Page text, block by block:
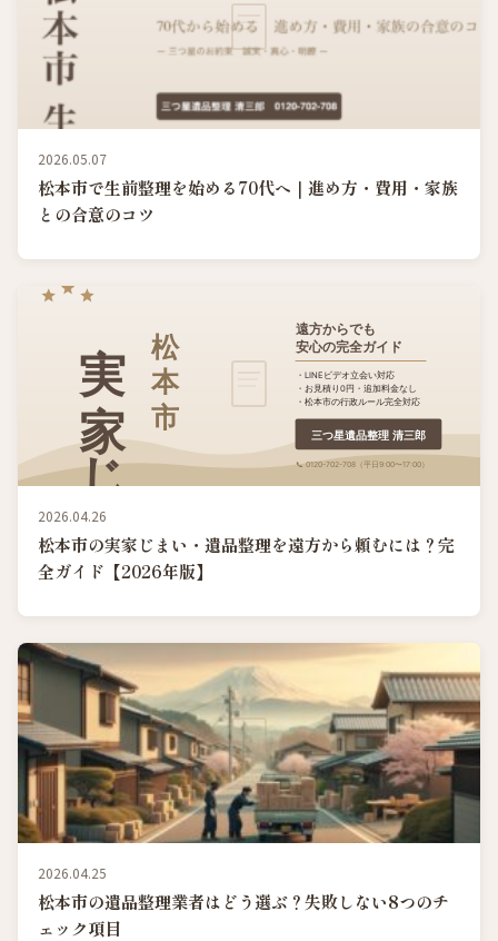
2026.05.07
松本市で生前整理を始める70代へ｜進め方・費用・家族
との合意のコツ
2026.04.26
松本市の実家じまい・遺品整理を遠方から頼むには？完
全ガイド【2026年版】
2026.04.25
松本市の遺品整理業者はどう選ぶ？失敗しない8つのチ
ェック項目